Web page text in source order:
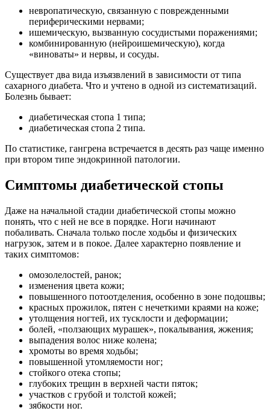
невропатическую, связанную с поврежденными
периферическими нервами;
ишемическую, вызванную сосудистыми поражениями;
комбинированную (нейроишемическую), когда
«виноваты» и нервы, и сосуды.
Существует два вида изъязвлений в зависимости от типа
сахарного диабета. Что и учтено в одной из систематизаций.
Болезнь бывает:
диабетическая стопа 1 типа;
диабетическая стопа 2 типа.
По статистике, гангрена встречается в десять раз чаще именно
при втором типе эндокринной патологии.
Симптомы диабетической стопы
Даже на начальной стадии диабетической стопы можно
понять, что с ней не все в порядке. Ноги начинают
побаливать. Сначала только после ходьбы и физических
нагрузок, затем и в покое. Далее характерно появление и
таких симптомов:
омозолелостей, ранок;
изменения цвета кожи;
повышенного потоотделения, особенно в зоне подошвы;
красных прожилок, пятен с нечеткими краями на коже;
утолщения ногтей, их тусклости и деформации;
болей, «ползающих мурашек», покалывания, жжения;
выпадения волос ниже колена;
хромоты во время ходьбы;
повышенной утомляемости ног;
стойкого отека стопы;
глубоких трещин в верхней части пяток;
участков с грубой и толстой кожей;
зябкости ног.